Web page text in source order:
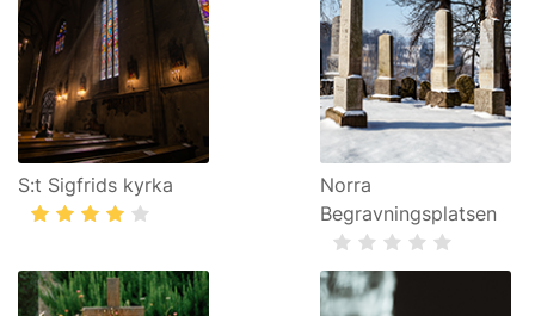
S:t Sigfrids kyrka
Norra
Begravningsplatsen